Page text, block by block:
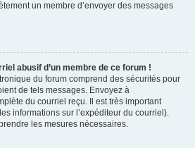
un membre d’envoyer des messages
abusif d’un membre de ce forum !
du forum comprend des sécurités pour
de tels messages. Envoyez à
du courriel reçu. Il est très important
informations sur l’expéditeur du courriel).
les mesures nécessaires.